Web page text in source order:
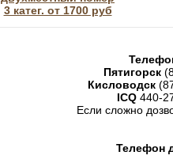
3 катег. от 1700 руб
Пятигорск
Кисловодск
ICQ440-
Если сложно
Телефон